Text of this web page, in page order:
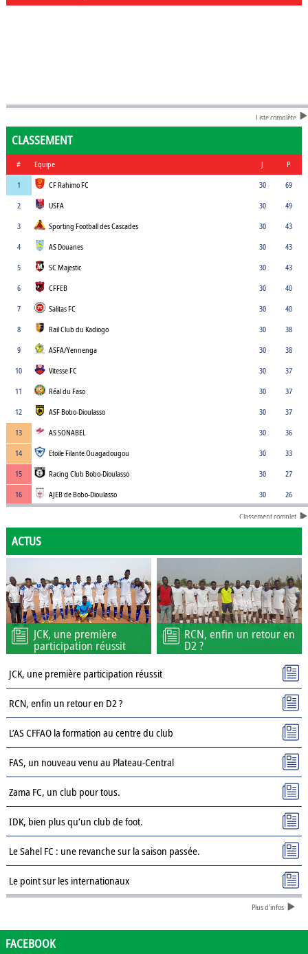
Liste complète
CLASSEMENT
# Equipe J
P
1
CF Rahimo FC 30
69
2
USFA 30
49
3
Sporting Football des Cascades 30
43
4
AS Douanes 30
43
5
SC Majestic 30
43
6
CFFEB 30
40
7
Salitas FC 30
40
8
Rail Club du Kadiogo 30
38
9
ASFA/Yennenga 30
38
10
Vitesse FC 30
37
11
Réal du Faso 30
37
12
ASF Bobo-Dioulasso 30
37
13
AS SONABEL 30
36
14
Etoile Filante Ouagadougou 30
33
15
Racing Club Bobo-Dioulasso 30
27
16
AJEB de Bobo-Dioulasso 30 26
Classement complet
ACTUS
JCK, une première
participation réussit
RCN, enfin un retour en
D2 ?
JCK, une première participation réussit
RCN, enfin un retour en D2 ?
L’AS CFFAO la formation au centre du club
FAS, un nouveau venu au Plateau-Central
Zama FC, un club pour tous.
IDK, bien plus qu’un club de foot.
Le Sahel FC : une revanche sur la saison passée.
Le point sur les internationaux
Présentation des clubs de D3 : ASPC Tenkodogo
Plus d'infos
FACEBOOK